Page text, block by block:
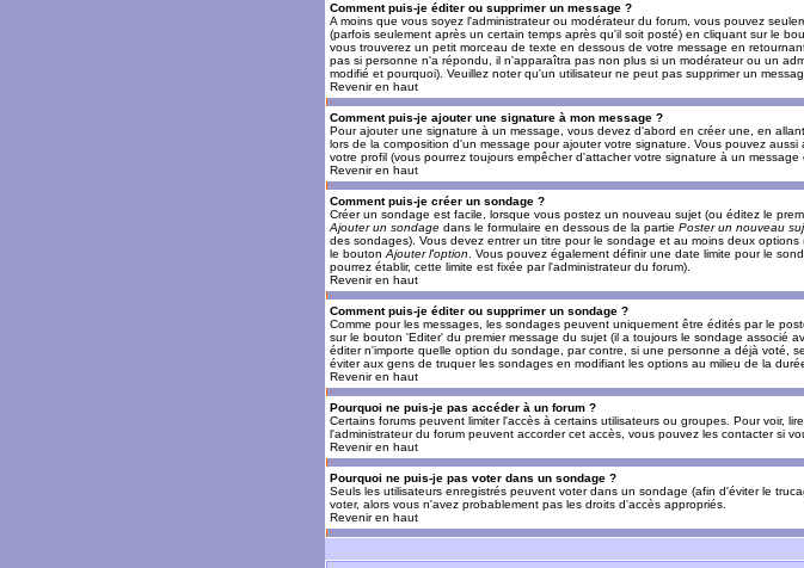
Comment puis-je éditer ou supprimer un message ?
A moins que vous soyez l'administrateur ou modérateur du forum, vous pouvez
(parfois seulement après un certain temps après qu'il soit posté) en cliquant sur le
vous trouverez un petit morceau de texte en dessous de votre message en
pas si personne n'a répondu, il n'apparaîtra pas non plus si un modérateur ou un
modifié et pourquoi). Veuillez noter qu'un utilisateur ne peut pas supprimer un
Revenir en haut
Comment puis-je ajouter une signature à mon message ?
Pour ajouter une signature à un message, vous devez d'abord en créer une, en
lors de la composition d'un message pour ajouter votre signature. Vous pouvez
votre profil (vous pourrez toujours empêcher d'attacher votre signature à un
Revenir en haut
Comment puis-je créer un sondage ?
Créer un sondage est facile, lorsque vous postez un nouveau sujet (ou éditez le
Ajouter un sondage dans le formulaire en dessous de la partie Poster un nouveau
des sondages). Vous devez entrer un titre pour le sondage et au moins deux
le bouton Ajouter l'option . Vous pouvez également définir une date limite pour le
pourrez établir, cette limite est fixée par l'administrateur du forum).
Revenir en haut
Comment puis-je éditer ou supprimer un sondage ?
Comme pour les messages, les sondages peuvent uniquement être édités par le
sur le bouton 'Editer' du premier message du sujet (il a toujours le sondage associé
éditer n'importe quelle option du sondage, par contre, si une personne a déjà voté,
éviter aux gens de truquer les sondages en modifiant les options au milieu de la
Revenir en haut
Pourquoi ne puis-je pas accéder à un forum ?
Certains forums peuvent limiter l'accès à certains utilisateurs ou groupes. Pour voir,
l'administrateur du forum peuvent accorder cet accès, vous pouvez les contacter si
Revenir en haut
Pourquoi ne puis-je pas voter dans un sondage ?
Seuls les utilisateurs enregistrés peuvent voter dans un sondage (afin d'éviter le
voter, alors vous n'avez probablement pas les droits d'accès appropriés.
Revenir en haut